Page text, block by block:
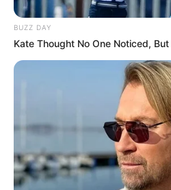
Пов’язаний запис
BUZZ DAY
Kate Thought No One Noticed,